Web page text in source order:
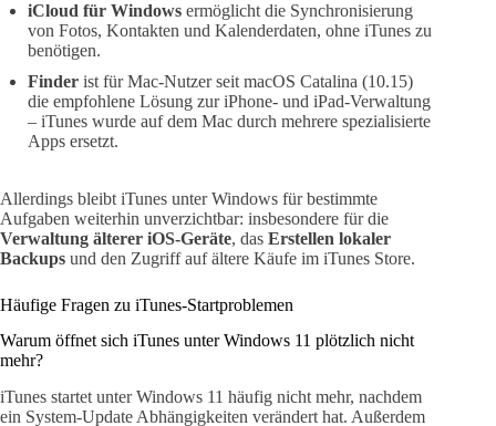
iCloud für Windows ermöglicht die Synchronisierung
von Fotos, Kontakten und Kalenderdaten, ohne iTunes zu
benötigen.
Finder ist für Mac-Nutzer seit macOS Catalina (10.15)
die empfohlene Lösung zur iPhone- und iPad-Verwaltung
– iTunes wurde auf dem Mac durch mehrere spezialisierte
Apps ersetzt.
Allerdings bleibt iTunes unter Windows für bestimmte
Aufgaben weiterhin unverzichtbar: insbesondere für die
Verwaltung älterer iOS-Geräte, das Erstellen lokaler
Backups und den Zugriff auf ältere Käufe im iTunes Store.
Häufige Fragen zu iTunes-Startproblemen
Warum öffnet sich iTunes unter Windows 11 plötzlich nicht
mehr?
iTunes startet unter Windows 11 häufig nicht mehr, nachdem
ein System-Update Abhängigkeiten verändert hat. Außerdem